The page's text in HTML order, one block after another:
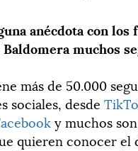
anécdota con los
Baldomera muchos
más de 50.000
sociales, desde
y muchos
quieren conocer el